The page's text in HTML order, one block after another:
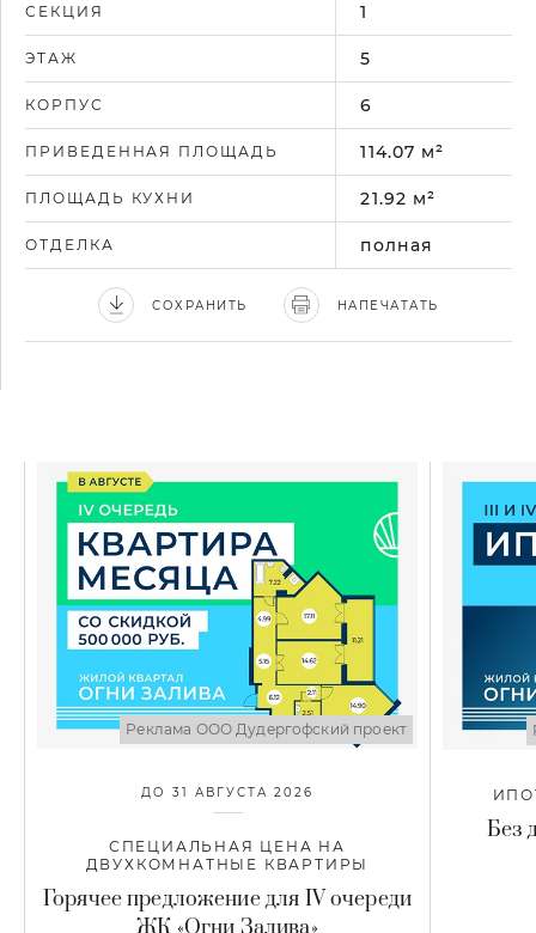
СЕКЦИЯ 1
ЭТАЖ 5
КОРПУС 6
ПРИВЕДЕННАЯ ПЛОЩАДЬ 114.07 м²
ПЛОЩАДЬ КУХНИ 21.92 м²
ОТДЕЛКА полная
СОХРАНИТЬ НАПЕЧАТАТЬ
Реклама ООО Дудергофский проект
ДО 31 АВГУСТА 2026
СПЕЦИАЛЬНАЯ ЦЕНА НА
ДВУХКОМНАТНЫЕ КВАРТИРЫ
Горячее предложение для IV очереди
Без